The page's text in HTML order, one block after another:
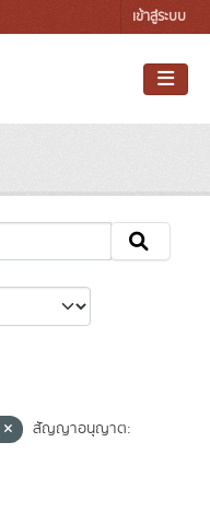
เข้าสู่ระบบ
สัญญาอนุญาต: